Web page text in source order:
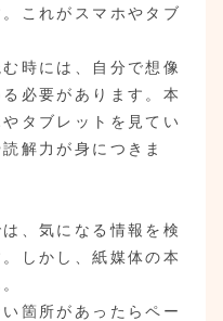
これがスマホやタブ
時には、自分で想像
必要があります。本
タブレットを見てい
解力が身につきま
、気になる情報を検
しかし、紙媒体の本
箇所があったらペー